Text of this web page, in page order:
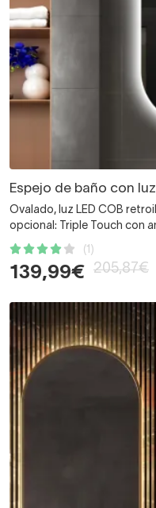
Espejo de baño con
Ovalado, luz LED COB
opcional: Triple Touch con
(1)
139,99€ 205,87€